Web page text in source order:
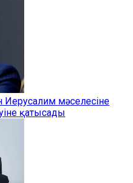
Иерусалим мәселесіне
қатысады